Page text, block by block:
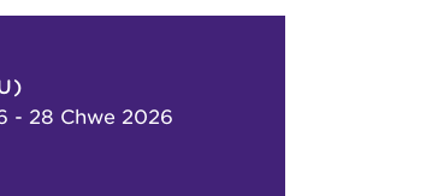
- 28 Chwe 2026